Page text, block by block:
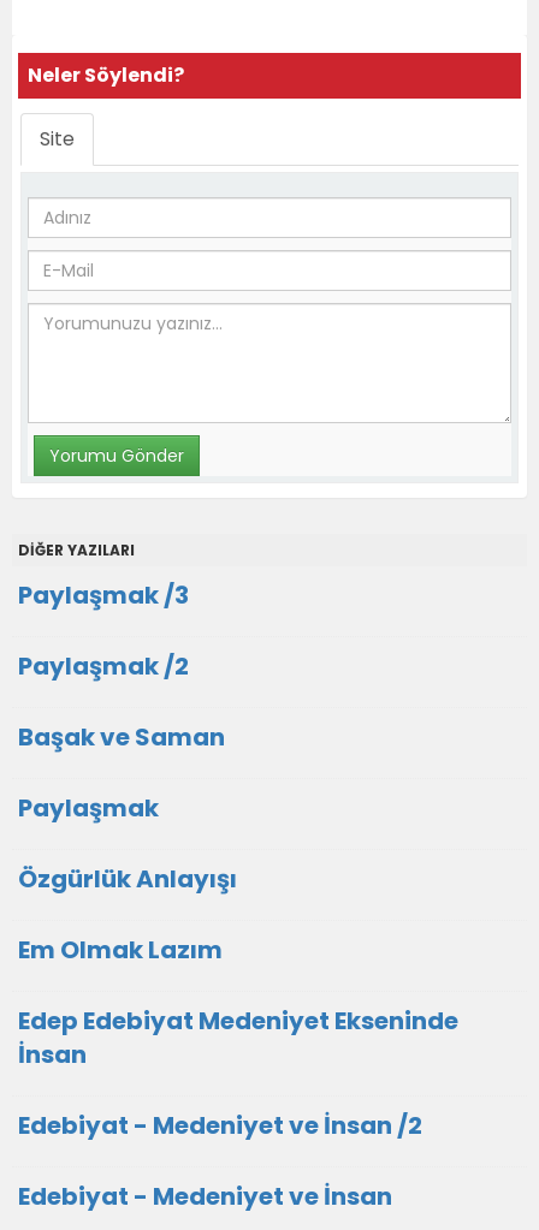
Neler Söylendi?
Site
DİĞER YAZILARI
Paylaşmak /3
Paylaşmak /2
Başak ve Saman
Paylaşmak
Özgürlük Anlayışı
Em Olmak Lazım
Edep Edebiyat Medeniyet Ekseninde
İnsan
Edebiyat - Medeniyet ve İnsan /2
Edebiyat - Medeniyet ve İnsan